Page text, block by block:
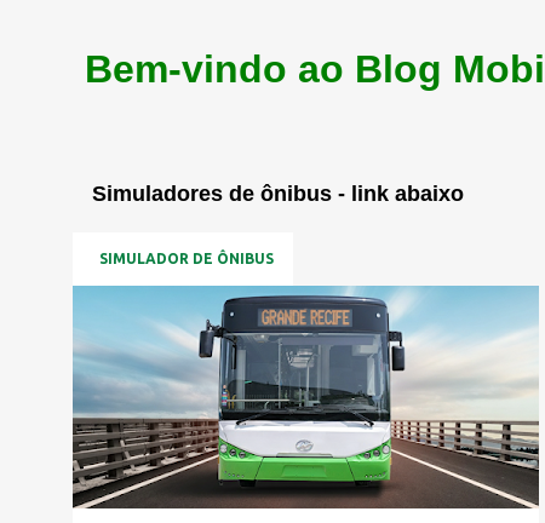
Bem-vindo ao Blog
Simuladores de ônibus - link abaixo
SIMULADOR DE ÔNIBUS
P
o
s
t
a
g